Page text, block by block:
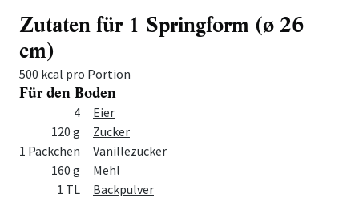
Zutaten für 1 Springform (ø 26
cm)
500 kcal pro Portion
Für den Boden
Zutat
4
Eier
120 g
Zucker
1 Päckchen
Vanillezucker
160 g
Mehl
1 TL
Backpulver